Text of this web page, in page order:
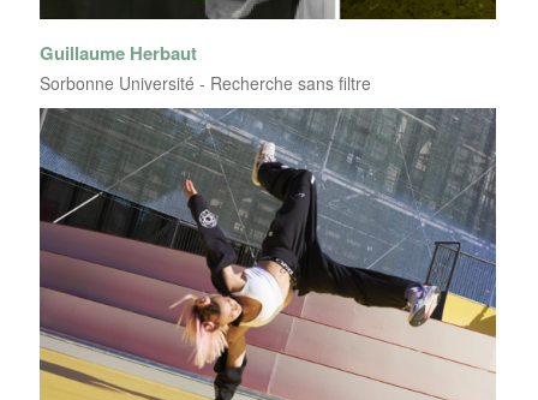
Guillaume Herbaut
Sorbonne Université - Recherche sans filtre